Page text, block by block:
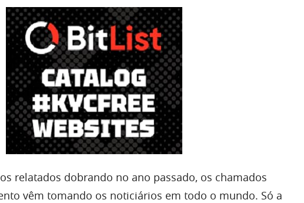
relatados dobrando no ano passado, os chamados
vêm tomando os noticiários em todo o mundo. Só a